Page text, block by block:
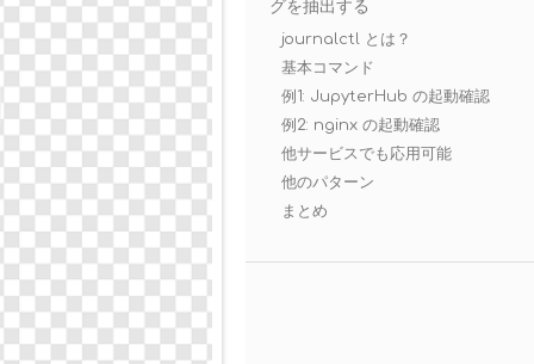
グを抽出する
journalctl とは？
基本コマンド
例1: JupyterHub の起動確認
例2: nginx の起動確認
他サービスでも応用可能
他のパターン
まとめ